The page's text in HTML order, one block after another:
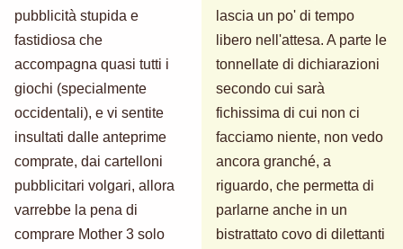
pubblicità stupida e
fastidiosa che
accompagna quasi tutti i
giochi (specialmente
occidentali), e vi sentite
insultati dalle anteprime
comprate, dai cartelloni
pubblicitari volgari, allora
varrebbe la pena di
comprare Mother 3 solo
lascia un po' di tempo
libero nell'attesa. A parte le
tonnellate di dichiarazioni
secondo cui sarà
fichissima di cui non ci
facciamo niente, non vedo
ancora granché, a
riguardo, che permetta di
parlarne anche in un
bistrattato covo di dilettanti